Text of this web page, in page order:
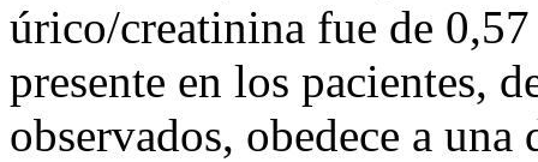
úrico/creatinina fue de
presente en los pacientes,
observados, obedece a